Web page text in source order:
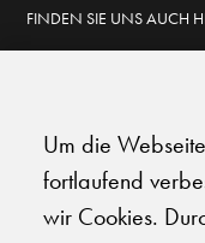
FINDEN SIE UNS AUCH
4.6 ★★
★★
Um die
fortlaufend
wir Cookies.